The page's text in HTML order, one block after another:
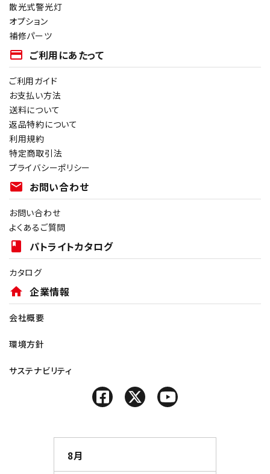
散光式警光灯
オプション
補修パーツ
payment ご利用にあたって
ご利用ガイド
お支払い方法
送料について
返品特約について
利用規約
特定商取引法
プライバシーポリシー
mail お問い合わせ
お問い合わせ
よくあるご質問
book パトライトカタログ
カタログ
home 企業情報
会社概要
環境方針
サステナビリティ
8月